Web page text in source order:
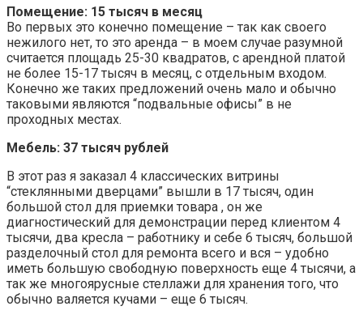
Помещение: 15 тысяч в месяц
Во первых это конечно помещение – так как своего
нежилого нет, то это аренда – в моем случае разумной
считается площадь 25-30 квадратов, с арендной платой
не более 15-17 тысяч в месяц, с отдельным входом.
Конечно же таких предложений очень мало и обычно
таковыми являются “подвальные офисы” в не
проходных местах.
Мебель: 37 тысяч рублей
В этот раз я заказал 4 классических витрины
“стеклянными дверцами” вышли в 17 тысяч, один
большой стол для приемки товара , он же
диагностический для демонстрации перед клиентом 4
тысячи, два кресла – работнику и себе 6 тысяч, большой
разделочный стол для ремонта всего и вся – удобно
иметь большую свободную поверхность еще 4 тысячи, а
так же многоярусные стеллажи для хранения того, что
обычно валяется кучами – еще 6 тысяч.